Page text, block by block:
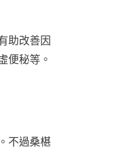
助改善因
便秘等。
不過桑椹